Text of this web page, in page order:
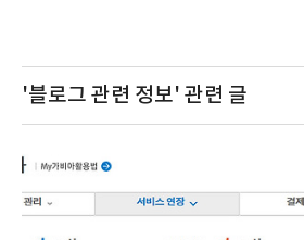
'블로그 관련 정보' 관련 글